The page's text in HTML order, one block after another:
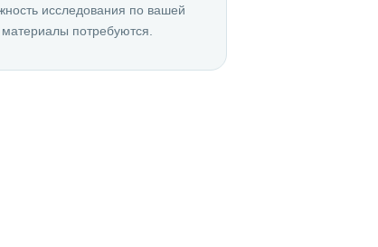
исследования по вашей
потребуются.